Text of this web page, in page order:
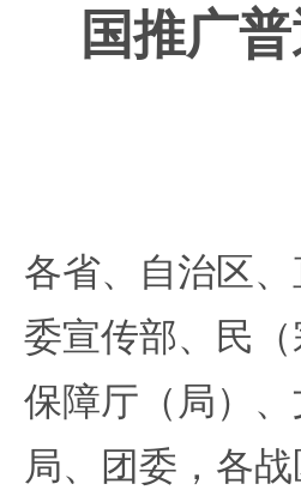
国推广
各省、自治区
委宣传部、民
保障厅（局）
局、团委，各